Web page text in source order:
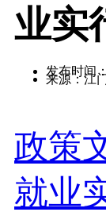
业实
发布时间
来源：江
政策
就业